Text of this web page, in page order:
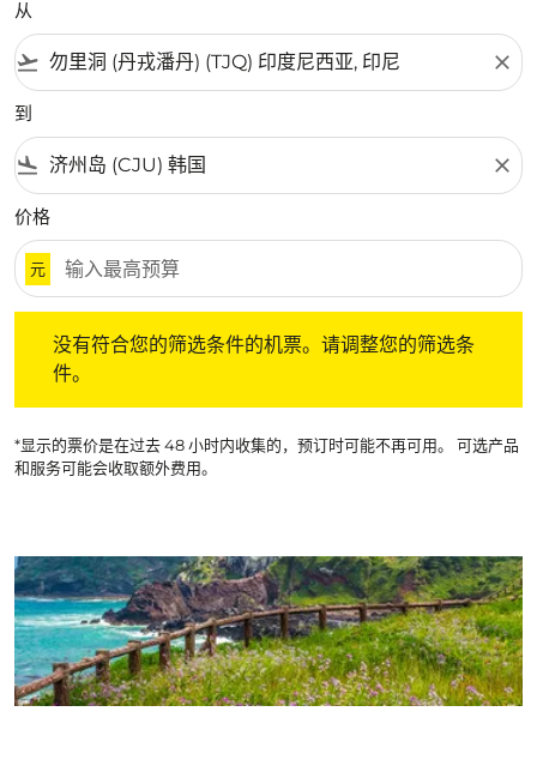
从
flight_takeoff close
到
flight_land close
价格
元
没有符合您的筛选条件的机票。请调整您的筛选条
件。
*显示的票价是在过去 48 小时内收集的，预订时可能不再可用。 可选产品
和服务可能会收取额外费用。